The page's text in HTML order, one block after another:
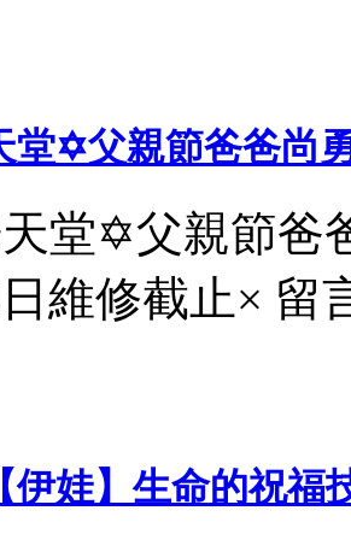
堂✡父親節爸爸尚
堂✡父親節爸
維修截止× 留
伊娃】生命的祝福